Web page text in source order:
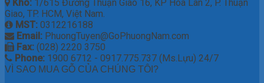
Kho: 1/615 Đường Thuận Giao 16, KP Hòa Lân 2, P. Thuận
Giao, TP. HCM, Việt Nam.
MST: 0312216188
Email: PhuongTuyen@GoPhuongNam.com
Fax: (028) 2220 3750
Phone: 1900 6712 - 0917.775.737 (Ms.Lựu) 24/7
VÌ SAO MUA GỖ CỦA CHÚNG TÔI?